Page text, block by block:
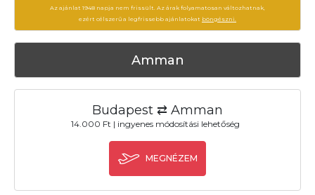
Az ajánlat 1948 napja nem frissült. Az árak folyamatosan változhatnak,
ezért célszerű a legfrissebb ajánlatokat böngészni.
Amman
Budapest ⇄ Amman
14.000 Ft | ingyenes módosítási lehetőség
MEGNÉZEM